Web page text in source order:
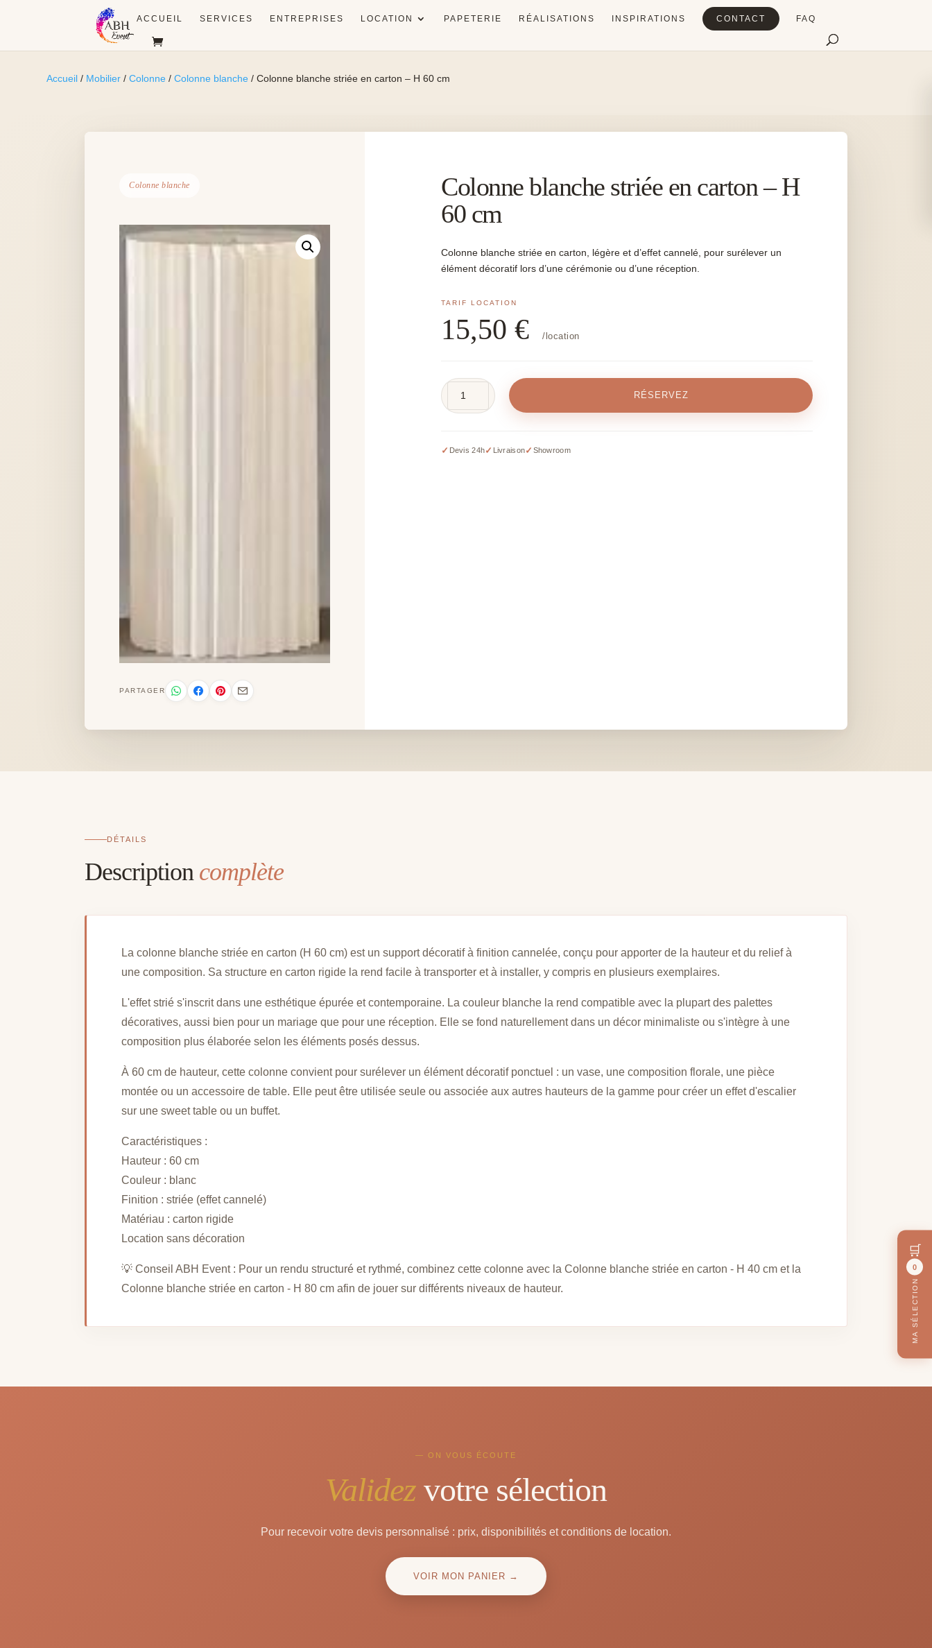
ACCUEIL SERVICES ENTREPRISES LOCATION PAPETERIE RÉALISATIONS INSPIRATIONS CONTACT FAQ
Accueil / Mobilier /Colonne /Colonne blanche / Colonne blanche striée en carton – H 60 cm
Colonne blanche
PARTAGER
Colonne blanche striée en carton – H
60 cm
Colonne blanche striée en carton, légère et d’effet cannelé, pour surélever un
élément décoratif lors d’une cérémonie ou d’une réception.
15,50€ /location
striée
RÉSERVEZ
✓ Devis 24h✓ Livraison✓ Showroom
DÉTAILS
Description complète
La colonne blanche striée en carton (H 60 cm) est un support décoratif à finition cannelée, conçu pour apporter de la hauteur et du relief à
une composition. Sa structure en carton rigide la rend facile à transporter et à installer, y compris en plusieurs exemplaires.
L'effet strié s'inscrit dans une esthétique épurée et contemporaine. La couleur blanche la rend compatible avec la plupart des palettes
décoratives, aussi bien pour un mariage que pour une réception. Elle se fond naturellement dans un décor minimaliste ou s'intègre à une
composition plus élaborée selon les éléments posés dessus.
À 60 cm de hauteur, cette colonne convient pour surélever un élément décoratif ponctuel : un vase, une composition florale, une pièce
montée ou un accessoire de table. Elle peut être utilisée seule ou associée aux autres hauteurs de la gamme pour créer un effet d'escalier
sur une sweet table ou un buffet.
Caractéristiques :
Hauteur : 60 cm
Couleur : blanc
Finition : striée (effet cannelé)
Matériau : carton rigide
Location sans décoration
💡 Conseil ABH Event : Pour un rendu structuré et rythmé, combinez cette colonne avec la Colonne blanche striée en carton - H 40 cm et la
Colonne blanche striée en carton - H 80 cm afin de jouer sur différents niveaux de hauteur.
— ON VOUS ÉCOUTE
Validez votre sélection
Pour recevoir votre devis personnalisé : prix, disponibilités et conditions de location.
VOIR MON PANIER →
🛒
0
MA SÉLECTION